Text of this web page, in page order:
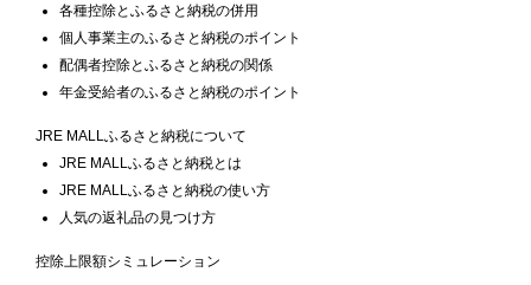
各種控除とふるさと納税の併用
個人事業主のふるさと納税のポイント
配偶者控除とふるさと納税の関係
年金受給者のふるさと納税のポイント
JRE MALLふるさと納税について
JRE MALLふるさと納税とは
JRE MALLふるさと納税の使い方
人気の返礼品の見つけ方
控除上限額シミュレーション